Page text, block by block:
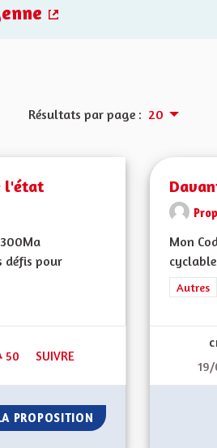
Résultats par page : 20
l'état
défis pour
50 50 ABONNÉS
SUIVRE
SÉPARATION DE L'ÉGLISE ET DE
PROPOSITION SÉPARATION DE
Mon
Filtrer
Autres